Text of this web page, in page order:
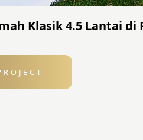
Klasik 4.5 Lantai di